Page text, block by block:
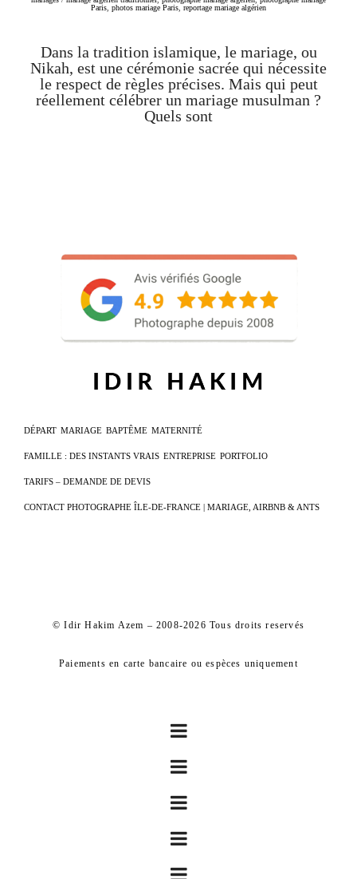
Paris, photos mariage Paris, reportage mariage algérien
Dans la tradition islamique, le mariage, ou
Nikah, est une cérémonie sacrée qui nécessite
le respect de règles précises. Mais qui peut
réellement célébrer un mariage musulman ?
Quels sont
DÉPART MARIAGE BAPTÊME MATERNITÉ
FAMILLE : DES INSTANTS VRAIS ENTREPRISE PORTFOLIO
TARIFS – DEMANDE DE DEVIS
CONTACT PHOTOGRAPHE ÎLE-DE-FRANCE | MARIAGE, AIRBNB & ANTS
© Idir Hakim Azem – 2008-2026 Tous droits reservés
Paiements en carte bancaire ou espèces uniquement